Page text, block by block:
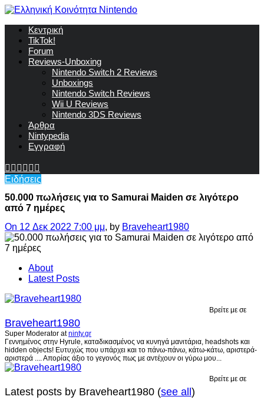
Κεντρική
TikTok!
Forum
Reviews-Unboxing
Nintendo Switch 2 Reviews
Unboxings
Nintendo Switch Reviews
Wii U Reviews
Nintendo 3DS Reviews
Άρθρα
Nintypedia
Εγγραφή
Ειδήσεις
50.000 πωλήσεις για το Samurai Maiden σε λιγότερο
από 7 ημέρες
On 12 Δεκ 2022 7:00 μμ, by Braveheart1980
About
Latest Posts
Βρείτε με σε
Braveheart1980
Super Moderator atninty.gr
Γεννημένος στην Hyrule, καταδικασμένος να κυνηγά μανιτάρια, headshots και
hidden objects! Ευτυχώς που υπάρχει και το πάνω-πάνω, κάτω-κάτω, αριστερά-
αριστερά .... Απορίας άξιο το γεγονός πως με αντέχουν οι γύρω μου...
Βρείτε με σε
Latest posts by Braveheart1980 (see all)